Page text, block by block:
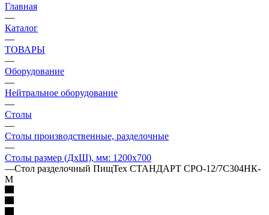
Главная
—
Каталог
—
ТОВАРЫ
—
Оборудование
—
Нейтральное оборудование
—
Столы
—
Столы производственные, разделочные
—
Столы размер (ДхШ), мм: 1200х700
—Стол разделочный ПищТех СТАНДАРТ СРО-12/7С304НК-
М